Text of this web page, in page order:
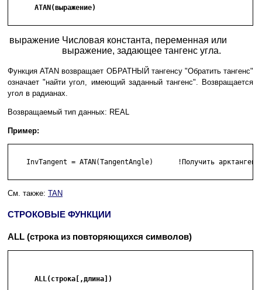
      ATAN(выражение)
выражение Числовая константа, переменная или
выражение, задающее тангенс угла.
Функция ATAN возвращает ОБРАТНЫЙ тангенсу "Обратить тангенс"
означает "найти угол, имеющий заданный тангенс". Возвращается
угол в радианах.
Возвращаемый тип данных: REAL
Пример:
    InvTangent = ATAN(TangentAngle)      !Получить арктангенс
См. также: TAN
СТРОКОВЫЕ ФУНКЦИИ
ALL (строка из повторяющихся символов)
      ALL(строка[,длина])